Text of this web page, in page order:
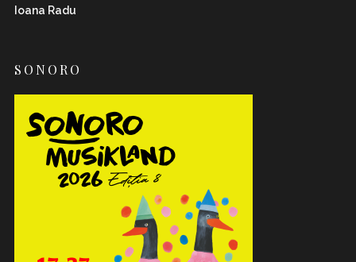
Ioana Radu
SONORO